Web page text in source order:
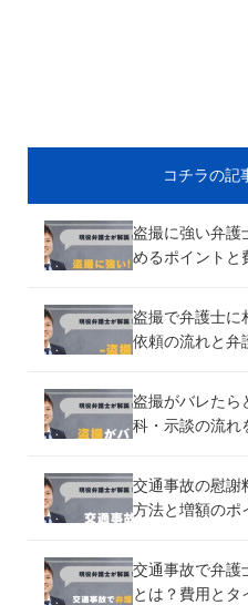
コチラの記
盗撮に強い弁護
めるポイントと
盗撮で弁護士に
依頼の流れと弁
盗撮がバレたら
科・示談の流れ
交通事故の慰謝
方法と増額のポ
交通事故で弁護
とは？費用とタ